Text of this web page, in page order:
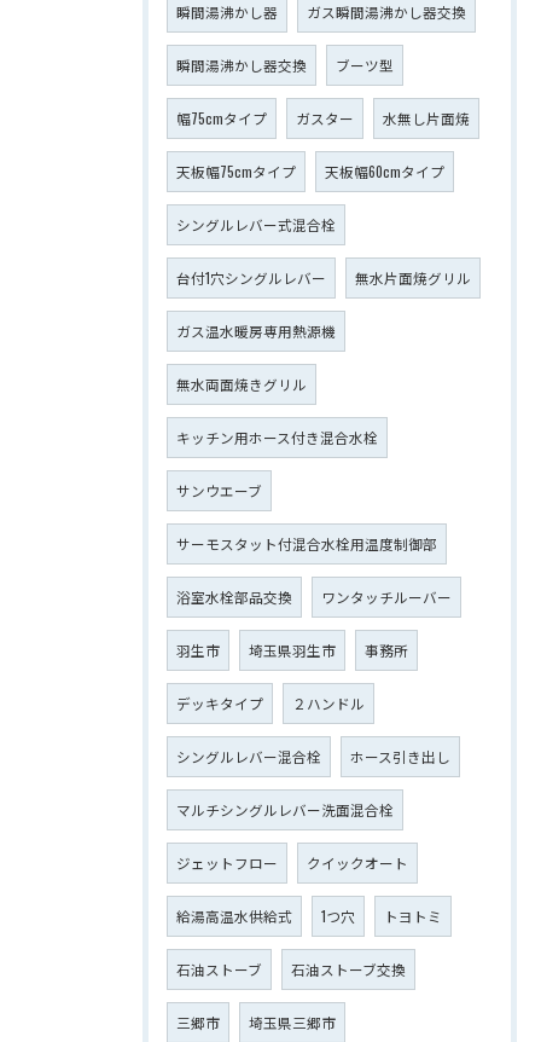
瞬間湯沸かし器 ガス瞬間湯沸かし器交換
瞬間湯沸かし器交換 ブーツ型
幅75cmタイプ ガスター 水無し片面焼
天板幅75cmタイプ 天板幅60cmタイプ
シングルレバー式混合栓
台付1穴シングルレバー 無水片面焼グリル
ガス温水暖房専用熱源機
無水両面焼きグリル
キッチン用ホース付き混合水栓
サンウエーブ
サーモスタット付混合水栓用温度制御部
浴室水栓部品交換 ワンタッチルーバー
羽生市 埼玉県羽生市 事務所
デッキタイプ ２ハンドル
シングルレバー混合栓 ホース引き出し
マルチシングルレバー洗面混合栓
ジェットフロー クイックオート
給湯高温水供給式 1つ穴 トヨトミ
石油ストーブ 石油ストーブ交換
三郷市 埼玉県三郷市